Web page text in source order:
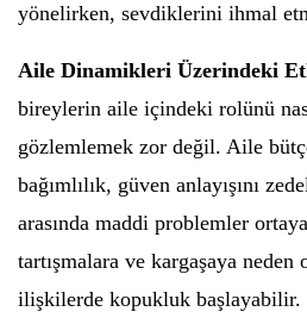
yönelirken, sevdiklerini ihmal
Aile Dinamikleri Üzerindeki
bireylerin aile içindeki rolünü
gözlemlemek zor değil. Aile
bağımlılık, güven anlayışını
arasında maddi problemler
tartışmalara ve kargaşaya neden
ilişkilerde kopukluk başlayabilir.